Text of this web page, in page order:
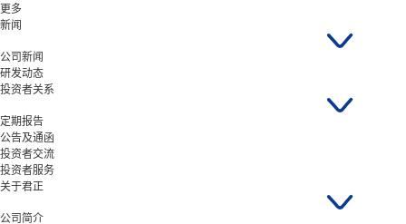
更多
新闻
公司新闻
研发动态
投资者关系
定期报告
公告及通函
投资者交流
投资者服务
关于君正
公司简介